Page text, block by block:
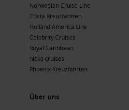
Norwegian Cruise Line
Costa Kreuzfahrten
Holland America Line
Celebrity Cruises
Royal Caribbean
nicko cruises
Phoenix Kreuzfahrten
Über uns